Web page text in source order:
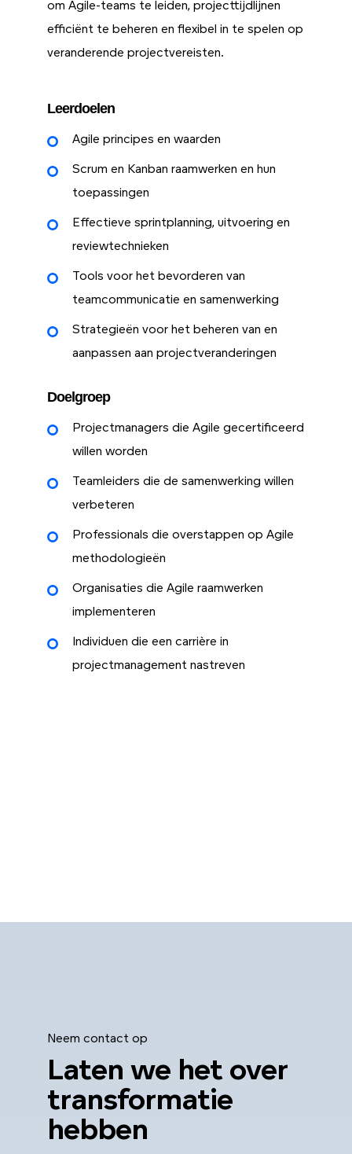
om Agile-teams te leiden, projecttijdlijnen
efficiënt te beheren en flexibel in te spelen op
veranderende projectvereisten.
Leerdoelen
Agile principes en waarden
Scrum en Kanban raamwerken en hun
toepassingen
Effectieve sprintplanning, uitvoering en
reviewtechnieken
Tools voor het bevorderen van
teamcommunicatie en samenwerking
Strategieën voor het beheren van en
aanpassen aan projectveranderingen
Doelgroep
Projectmanagers die Agile gecertificeerd
willen worden
Teamleiders die de samenwerking willen
verbeteren
Professionals die overstappen op Agile
methodologieën
Organisaties die Agile raamwerken
implementeren
Individuen die een carrière in
projectmanagement nastreven
Neem contact op
Laten we het over
transformatie
hebben